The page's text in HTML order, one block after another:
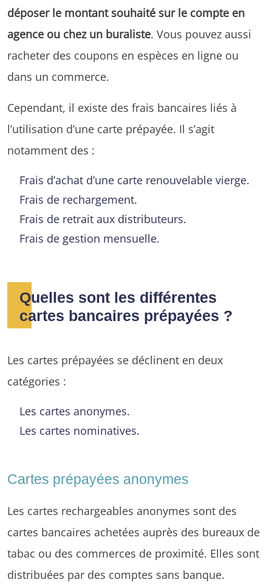
déposer le montant souhaité sur le compte en
agence ou chez un buraliste. Vous pouvez aussi
racheter des coupons en espèces en ligne ou
dans un commerce.
Cependant, il existe des frais bancaires liés à
l’utilisation d’une carte prépayée. Il s’agit
notamment des :
Frais d’achat d’une carte renouvelable vierge.
Frais de rechargement.
Frais de retrait aux distributeurs.
Frais de gestion mensuelle.
Quelles sont les différentes
cartes bancaires prépayées ?
Les cartes prépayées se déclinent en deux
catégories :
Les cartes anonymes.
Les cartes nominatives.
Cartes prépayées anonymes
Les cartes rechargeables anonymes sont des
cartes bancaires achetées auprès des bureaux de
tabac ou des commerces de proximité. Elles sont
distribuées par des comptes sans banque.